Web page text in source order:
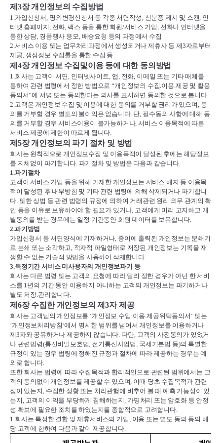
제 3장 개인정보의 수집방법
1.가입신청서, 명의변경신청서 등 각종 서면작성, 신분증 제시 및 스캔, 인
터넷 홈페이지, 전화,팩스 등을 통한 회원/서비스 가입, 전화나 인터넷을
통한 상담, 경품행사 응모, 배송요청 등의 과정에서 수집
2.서비스 이용 또는 업무처리과정에서 생성되거나 제휴사 등 제3자로부터
제공, 생성정보 수집툴을 통한 수집 등
제 4장 개인정보 수집및이용 등에 대한 동의방법
1.회사는 고객이 서면, 인터넷사이트, 앱, 전화, 이메일 또는 기타 매체를
통하여 관련 법령에서 정한 방법으로“개인정보의 수집.이용.제공 및 활용
동의서”에 서명 또는 동의한다는 의사를 표시하면 동의한 것으로 봅니다.
2.고객은 개인정보 수집 및 이용에 대한 동의를 거부할 권리가 있으며, 동
의를 거부할 경우 별도의 불이익은 없습니다. 단, 필수동의 사항에 대해 동
의를 거부할 경우 서비스이용이 불가능하거나,서비스 이용목적에 따른
서비스 제공에 제한이 따르게 됩니다.
제 5장 개인정보의 파기 절차 및 방법
회사는 원칙적으로 개인정보수집 및 이용목적이 달성된 후에는 해당정보
를 지체없이 파기합니다. 파기절차 및 방법은 다음과 같습니다.
1.파기절차
고객이 서비스 가입 등을 위해 기재한 개인정보는 서비스 해지 등 이용목
적이 달성된 후 내부방침 및 기타 관련 법령에 의해 삭제되거나 파기합니
다. 또한 상법 등 관련 법령의 규정에 의하여 거래관련 원리 의무 관계의 확
인 등을 이유로 보유하여야 할 필요가 있거나, 고객에게 미리 고지하고 개
별동의를 받는 경우에는 일정 기간동안 회원 데이터를 보유합니다.
2.파기방법
가입신청서 등 서면양식에 기재하거나, 종이에 출력된 개인정보는 분쇄기
로 분쇄 또는 소각하고, 적자적 파일형태로 저장된 개인정보는 기록을 재
생할 수 없는 기술적 방법을 사용하여 삭제합니다.
3.특정기간 서비스 미사용자의 개인정보파기 등
회사는 다른 법령 또는 고객의 요청에 따라 달리 정한 경우가 아닌 한 서비
스를 1년의 기간 동안 이용하지 아니하는 고객의 개인정보는 파기하거나
별도 저장.관리합니다.
제 6장 수집한 개인정보의 제3자 제공
회사는 고객님의 개인정보를 ‘개인정보 수입 .이용.제공위탁동의서 ‘ 또는
’개인정보처리방침‘에서 명시한 범위를 넘어서 개인정보를 이용하거나
제3자와 공유하거나 제공하지 않습니다. 다만, 고객의 사전동의가 있었거
나 관련법령(통신비밀보호법, 전기통신사업법, 국세기본법 등)의 특별한
규정이 있는 경우 법령에 정해진 규정과 절차에 따라 제공하는 경우는 예
외로 합니다.
또한 회사는 법령에 따라 수집목적과 합리적인으로 관련된 범위에서는 고
객의 동의없이 개인정보를 제공할 수 있으며, 이때 당초 수집목적과 관련
성이 있는지, 수집한 정황 또는 처리관행에 비추어 볼 때 예측 가능성이 있
는지, 고객의 이익을 부당하게 침해하는지, 가명처리 또는 암호화 등 안정
성 확보에 필요한 조치를 하였는지를 종합적으로 고려합니다.
1.회사는 특정한 결합 및 제휴서비스의 가입, 이용 또는 별도 동의 등의 해
당 고객에 한하여 다음과 같이 제공합니다.